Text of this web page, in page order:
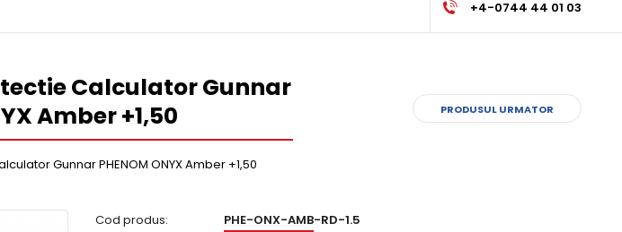
+4-0744 44 01 03
Calculator Gunnar
Amber +1,50
Gunnar PHENOM ONYX Amber +1,50
PRODUSUL URMATOR
Cod produs:
PHE-ONX-AMB-RD-1.5